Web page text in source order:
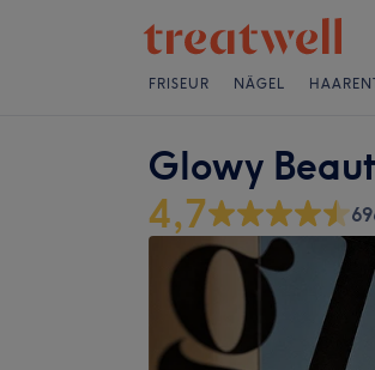
FRISEUR NÄGEL
Glowy
4,7